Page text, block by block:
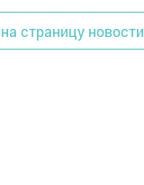
страницу новости